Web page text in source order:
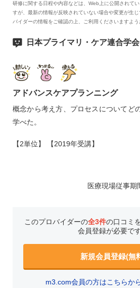
研修に関する日程や内容などは、Web上に公開されて
すが、最新の情報が反映されていない場合や変更が生
バイダーの情報をご確認の上、ご利用くださいますよう
日本プライマリ・ケア連合学
アドバンスケアプランニング
概念から考え方、プロセスについてど
学べた。
【2単位】 【2019年受講】
医療現場従事
このプロバイダーの全3件の口コミ
会員登録が必要です
新規会員登録(無
m3.com会員の方はこちらか